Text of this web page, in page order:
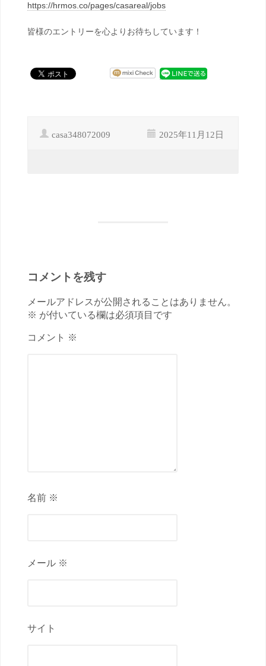
https://hrmos.co/pages/casareal/jobs
皆様のエントリーを心よりお待ちしています！
casa348072009 2025年11月12日
コメントを残す
メールアドレスが公開されることはありません。
※ が付いている欄は必須項目です
コメント ※
名前 ※
メール ※
サイト